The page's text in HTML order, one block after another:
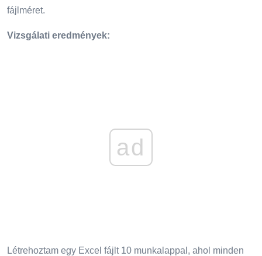
fájlméret.
Vizsgálati eredmények:
ad
Létrehoztam egy Excel fájlt 10 munkalappal, ahol minden